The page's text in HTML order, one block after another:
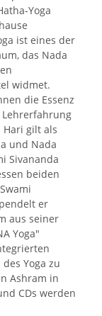
Yoga
ist eines der
das Nada
widmet.
die Essenz
Hari gilt als
und Nada
Sivananda
beiden
er
aus seiner
Yoga"
Yoga zu
Ashram in
CDs werden